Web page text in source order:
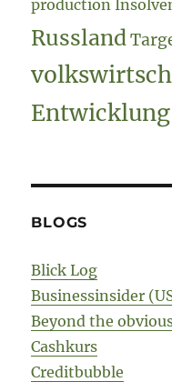
production
Russland
Entwicklung
BLOGS
Blick Log
Businessinsider
Beyond the
Cashkurs
Creditbubble